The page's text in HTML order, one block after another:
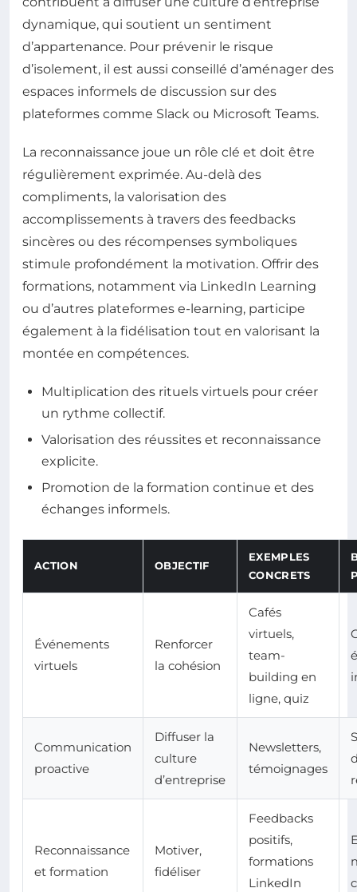
dynamique, qui soutient un sentiment
d’appartenance. Pour prévenir le risque
d’isolement, il est aussi conseillé d’aménager des
espaces informels de discussion sur des
plateformes comme Slack ou Microsoft Teams.
La reconnaissance joue un rôle clé et doit être
régulièrement exprimée. Au-delà des
compliments, la valorisation des
accomplissements à travers des feedbacks
sincères ou des récompenses symboliques
stimule profondément la motivation. Offrir des
formations, notamment via LinkedIn Learning
ou d’autres plateformes e-learning, participe
également à la fidélisation tout en valorisant la
montée en compétences.
Multiplication des rituels virtuels pour créer
un rythme collectif.
Valorisation des réussites et reconnaissance
explicite.
Promotion de la formation continue et des
échanges informels.
ACTION OBJECTIF
EXEMPLES
CONCRETS
Événements
virtuels
Renforcer
la cohésion
Cafés
virtuels,
team-
building en
ligne, quiz
Communication
proactive
Diffuser la
culture
d’entreprise
Newsletters,
témoignages
Reconnaissance
et formation
Motiver,
fidéliser
Feedbacks
positifs,
formations
LinkedIn